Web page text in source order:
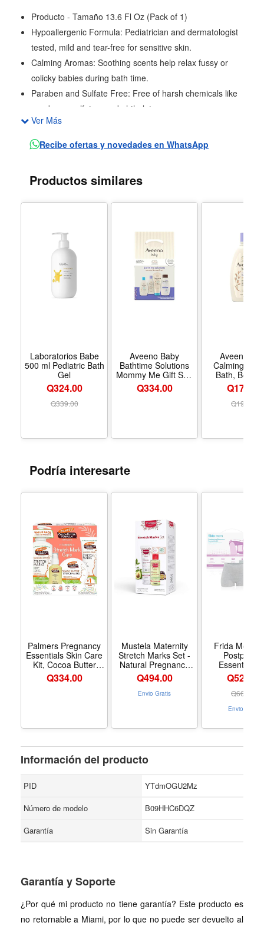
Producto - Tamaño 13.6 Fl Oz (Pack of 1)
Hypoallergenic Formula: Pediatrician and dermatologist
tested, mild and tear-free for sensitive skin.
Calming Aromas: Soothing scents help relax fussy or
colicky babies during bath time.
Paraben and Sulfate Free: Free of harsh chemicals like
parabens, sulfates, and phthalates.
Sodium Laureth Sulfate Free: Free of the potential
irritant sodium laureth sulfate.
For All Skin Types: Suitable for all skin types and ages
from newborns to toddlers.
Ver Más
Recibe ofertas y novedades en WhatsApp
Productos similares
Laboratorios Babe
500 ml Pediatric Bath
Gel
Q324.00
Q339.00
Aveeno Baby
Bathtime Solutions
Mommy Me Gift Set,
4 Items | Baby Wash
Shampoo, Calming
Colloidal Oat -
Q334.00
Aveeno
Calming
Bath, Body Hair
Wash, Tear
fl. oz |
Lavender and
Parabens
Q174.00
Q199.00
Podría interesarte
Palmers Pregnancy
Essentials Skin Care
Kit, Cocoa Butter
Formula (4 Piece) |
Includes Massage
Stretch Marks, the
be
Q334.00
Mustela Maternity
Stretch Marks Set -
Natural Pregnancy
Skincare - Contains
Stretch Marks Cream
Belly Oil - EWG
Q494.00
Envio Gratis
Frida Mom
Essentials
Hospital Bag
for New
Pads,
Pad Liners Peri
- Nombre de
Q524.00
Q664.00
Envio Gratis
Información del producto
PID
YTdmOGU2Mz
Número de modelo
B09HHC6DQZ
Garantía
Sin Garantía
Garantía y Soporte
¿Por qué mi producto no tiene garantía? Este producto es
no retornable a Miami, por lo que no puede ser devuelto al